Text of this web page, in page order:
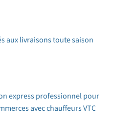
aux livraisons toute saison
express professionnel pour
avec chauffeurs VTC